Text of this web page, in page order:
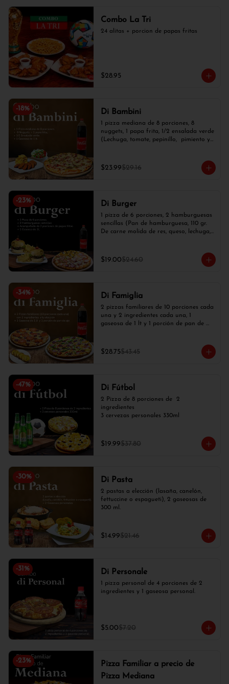
Combo La Tri
24 alitas + porcion de papas fritas
$28.95
-18% Di Bambini
1 pizza mediana de 8 porciones, 8
nuggets, 1 papa frita, 1/2 ensalada verde
(Lechuga, tomate, pepinillo,  pimiento y
$23.99$29.16
-23% Di Burger
1 pizza de 6 porciones, 2 hamburguesas
sencillas (Pan de hamburguesa, 110 gr.
De carne molida de res, queso, lechuga,
$19.00$24.60
-34% Di Famiglia
2 pizzas familiares de 10 porciones cada
una y 2 ingredientes cada una, 1
gaseosa de 1 lt y 1 porción de pan de
$28.75$43.45
-47% Di Fútbol
2 Pizza de 8 porciones de  2
ingredientes
3 cervezas personales 330ml
$19.99$37.80
-30% Di Pasta
2 pastas a elección (lasaña, canelón,
fettuccine o espagueti), 2 gaseosas de
300 ml.
$14.99$21.46
-31% Di Personale
1 pizza personal de 4 porciones de 2
ingredientes y 1 gaseosa personal.
$5.00$7.20
-23%
Pizza Familiar a precio de
Pizza Mediana